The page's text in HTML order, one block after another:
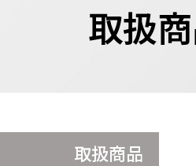
取扱
取扱商品